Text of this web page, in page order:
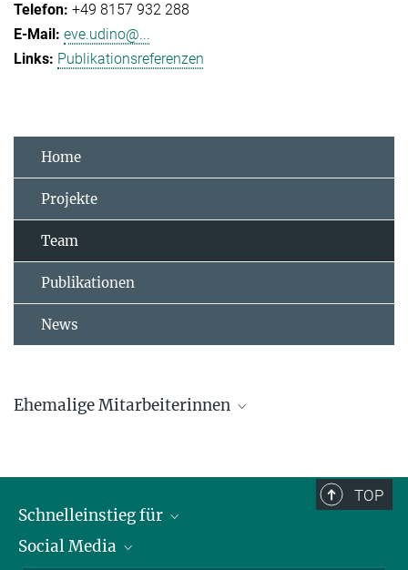
+49 8157 932 288
eve.udino@...
Publikationsreferenzen
Home
Projekte
Team
Publikationen
News
Ehemalige Mitarbeiterinnen
Caroline Deimel
TOP
Schnelleinstieg für
Journalist*innen
Social Media